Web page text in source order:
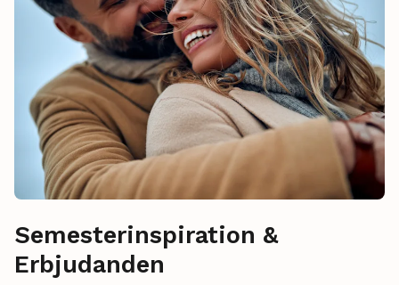
Semesterinspiration &
Erbjudanden